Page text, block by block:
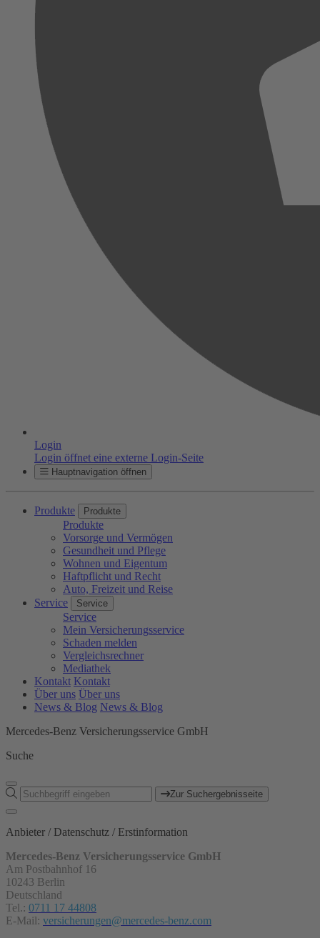
Login
Login öffnet eine externe Login-Seite
Hauptnavigation öffnen
Produkte Produkte
Produkte
Vorsorge und Vermögen
Gesundheit und Pflege
Wohnen und Eigentum
Haftpflicht und Recht
Auto, Freizeit und Reise
Service
Service
Service
Mein Versicherungsservice
Schaden melden
Vergleichsrechner
Mediathek
Kontakt Kontakt
Über uns Über uns
News & Blog News & Blog
Mercedes-Benz Versicherungsservice GmbH
Suche
Zur Suchergebnisseite
Anbieter / Datenschutz / Erstinformation
Mercedes-Benz Versicherungsservice GmbH
Am Postbahnhof 16
10243 Berlin
Deutschland
Tel.: 0711 17 44808
E-Mail: versicherungen@mercedes-benz.com